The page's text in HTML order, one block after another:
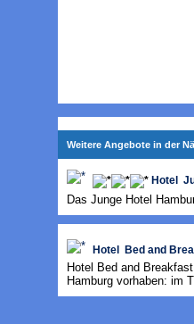
Weitere Angebote in der
Hotel
Das Junge Hotel
Hotel Bed and
Hotel Bed and
Hamburg vorhaben: im